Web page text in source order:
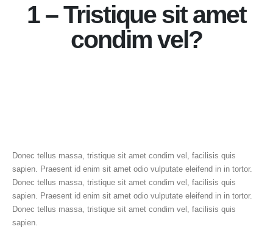
1 – Tristique sit amet
condim vel?
Donec tellus massa, tristique sit amet condim vel, facilisis quis
sapien. Praesent id enim sit amet odio vulputate eleifend in in tortor.
Donec tellus massa, tristique sit amet condim vel, facilisis quis
sapien. Praesent id enim sit amet odio vulputate eleifend in in tortor.
Donec tellus massa, tristique sit amet condim vel, facilisis quis
sapien.